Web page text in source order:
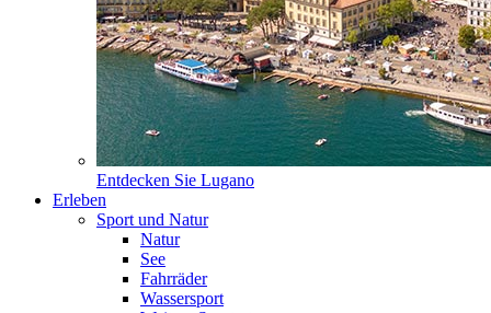
Entdecken Sie Lugano
Erleben
Sport und Natur
Natur
See
Fahrräder
Wassersport